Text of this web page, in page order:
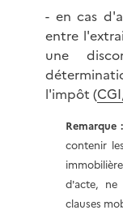
- en cas
entre
une
l'impôt (
Remarque :
contenir
d'acte, ne
clauses